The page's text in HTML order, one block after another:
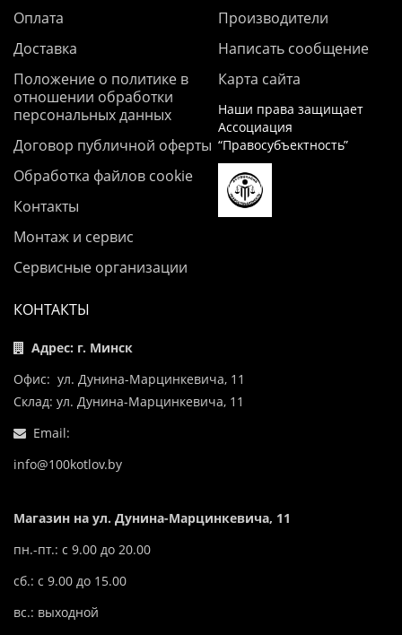
Оплата
Доставка
Положение о политике в
отношении обработки
персональных данных
Договор публичной оферты
Обработка файлов cookie
Контакты
Монтаж и сервис
Сервисные организации
Производители
Написать сообщение
Карта сайта
Наши права защищает
Ассоциация
“Правосубъектность”
КОНТАКТЫ
Адрес: г. Минск
Офис: ул. Дунина-Марцинкевича, 11
Склад: ул. Дунина-Марцинкевича, 11
Email:
info@100kotlov.by
Магазин на ул. Дунина-Марцинкевича, 11
пн.-пт.: с 9.00 до 20.00
сб.: с 9.00 до 15.00
вс.: выходной